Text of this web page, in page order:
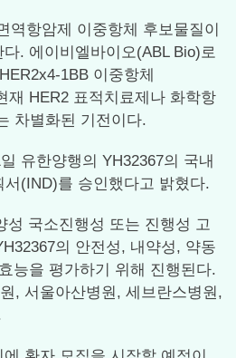
역항암제 이중항체 후보물질이
. 에이비엘바이오(ABL Bio)로
1BB 이중항체
재 HER2 표적치료제나 화학항
차별화된 기전이다.
유한양행의 YH32367의 국내
(IND)를 승인했다고 밝혔다.
성 국소진행성 또는 진행성 고
의 안전성, 내약성, 약동
능을 평가하기 위해 진행된다.
, 서울아산병원, 세브란스병원,